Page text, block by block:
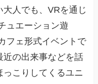
人でも、VRを通じ
ュエーション遊
フェ形式イベントで
近の出来事などを話
っこりしてくるユニ